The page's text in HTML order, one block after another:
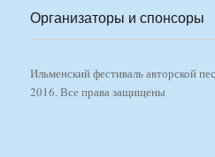
Организаторы и спонсоры
Ильменский фестиваль авторской
2016. Все права защищены